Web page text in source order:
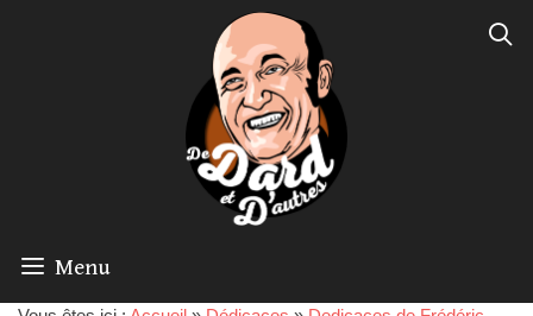
Menu